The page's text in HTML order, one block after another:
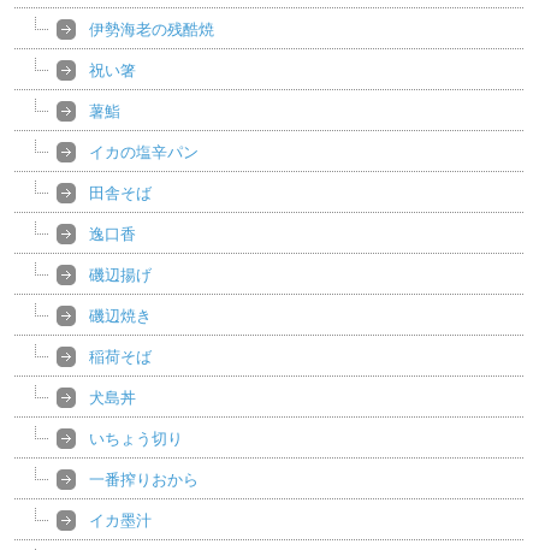
伊勢海老の残酷焼
祝い箸
薯鮨
イカの塩辛パン
田舎そば
逸口香
磯辺揚げ
磯辺焼き
稲荷そば
犬島丼
いちょう切り
一番搾りおから
イカ墨汁